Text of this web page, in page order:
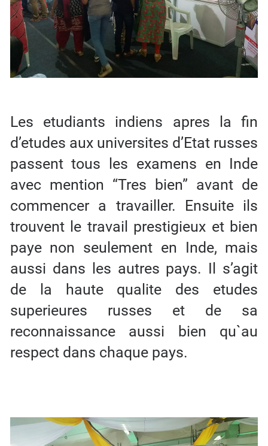
Les etudiants indiens apres la fin
d’etudes aux universites d’Etat russes
passent tous les examens en Inde
avec mention “Tres bien” avant de
commencer a travailler. Ensuite ils
trouvent le travail prestigieux et bien
paye non seulement en Inde, mais
aussi dans les autres pays. Il s’agit
de la haute qualite des etudes
superieures russes et de sa
reconnaissance aussi bien qu`au
respect dans chaque pays.